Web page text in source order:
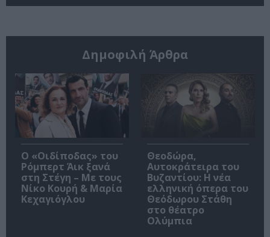
Δημοφιλή Άρθρα
O «Οιδίποδας» του
Ρόμπερτ Άικ ξανά
στη Στέγη – Με τους
Νίκο Κουρή & Μαρία
Κεχαγιόγλου
Θεοδώρα,
Αυτοκράτειρα του
Βυζαντίου: Η νέα
ελληνική όπερα του
Θεόδωρου Στάθη
στο θέατρο
Ολύμπια